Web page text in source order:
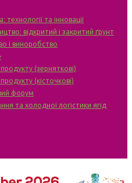
технології та інновації
відкритий і закритий ґрунт
і виноробство
(зерняткові)
(кісточкові)
форум
та холодної логістики ягід